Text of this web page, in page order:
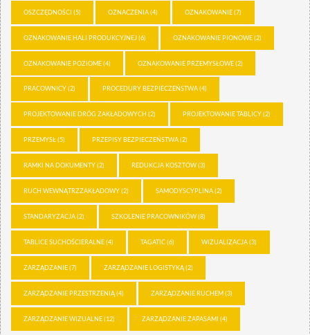
OSZCZĘDNOŚCI (5) OZNACZENIA(4) OZNAKOWANIE(7)
OZNAKOWANIE HALI PRODUKCYJNEJ(6) OZNAKOWANIE PIONOWE(2)
OZNAKOWANIE POZIOME(4) OZNAKOWANIE PRZEMYSŁOWE(2)
PRACOWNICY(2) PROCEDURY BEZPIECZEŃSTWA(4)
PROJEKTOWANIE DRÓG ZAKŁADOWYCH (2) PROJEKTOWANIE TABLICY(2)
PRZEMYSŁ(5) PRZEPISY BEZPIECZEŃSTWA(2)
RAMKI NA DOKUMENTY(2) REDUKCJA KOSZTÓW(3)
RUCH WEWNĄTRZZAKŁADOWY(2) SAMODYSCYPLINA(2)
STANDARYZACJA(2) SZKOLENIE PRACOWNIKÓW(8)
TABLICE SUCHOŚCIERALNE(4) TAGATIC(6) WIZUALIZACJA(3)
ZARZĄDZANIE(7) ZARZĄDZANIE LOGISTYKĄ(2)
ZARZĄDZANIE PRZESTRZENIĄ(4) ZARZĄDZANIE RUCHEM(3)
ZARZĄDZANIE WIZUALNE(12) ZARZĄDZANIE ZAPASAMI (4)